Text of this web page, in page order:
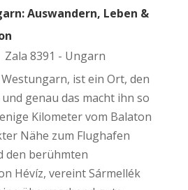
Auswandern, Leben &
Zala 8391 - Ungarn
ist ein Ort, den
genau das macht ihn so
Kilometer vom Balaton
Nähe zum Flughafen
den berühmten
Hévíz, vereint Sármellék